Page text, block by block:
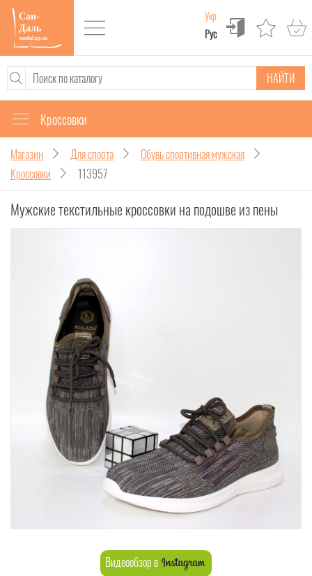
Укр
Рус
НАЙТИ
Кроссовки
Магазин Для спорта
Обувь спортивная мужская
Кроссовки
113957
Мужские текстильные кроссовки на подошве из пены
Видеообзор в